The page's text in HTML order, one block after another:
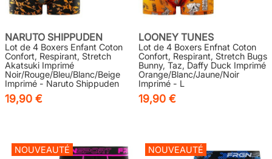
NARUTO SHIPPUDEN
Lot de 4 Boxers Enfant Coton
Confort, Respirant, Stretch
Akatsuki Imprimé
Noir/Rouge/Bleu/Blanc/Beige
Imprimé - Naruto Shippuden
19,90 €
LOONEY TUNES
Lot de 4 Boxers Enfnat Coton
Confort, Respirant, Stretch Bugs
Bunny, Taz, Daffy Duck Imprimé
Orange/Blanc/Jaune/Noir
Imprimé - L
19,90 €
NOUVEAUTÉ NOUVEAUTÉ